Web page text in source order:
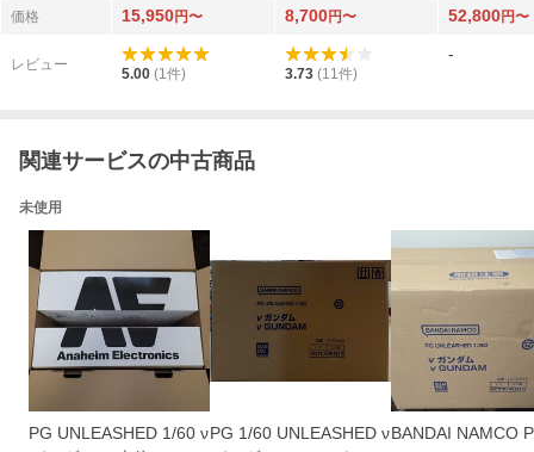
ュア バズ・ライトイ
60
価格 15,950円〜 8,700円〜 52,800円〜
レビュー
5.00 (1件) 3.73 (11件)
-
関連サービスの中古商品
未使用
PG UNLEASHED 1/60 νPG 1/60 UNLEASHED νBANDAI NAMCO